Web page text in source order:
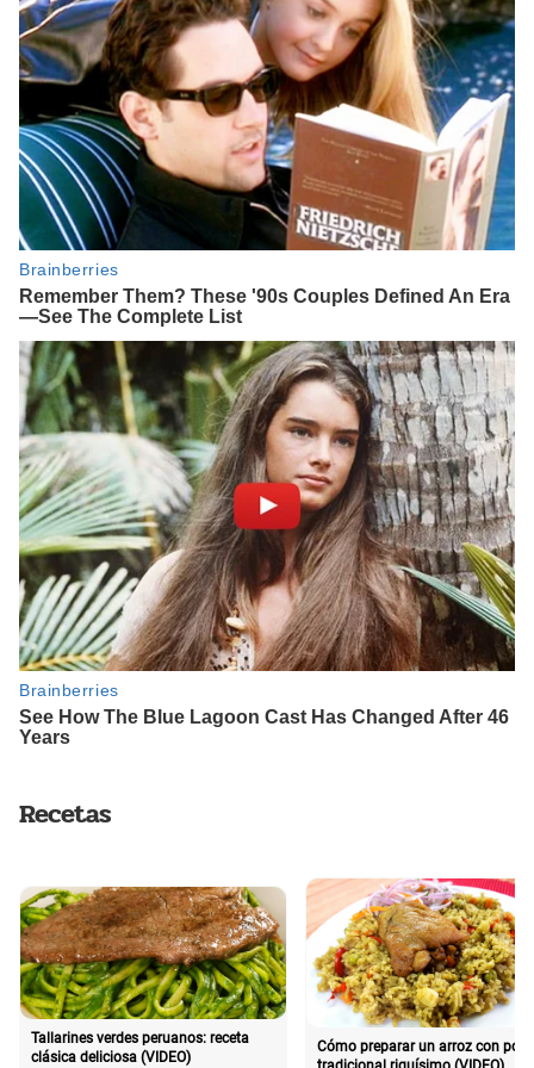
Recetas
Tallarines verdes peruanos: receta
clásica deliciosa (VIDEO)
Cómo preparar un arroz con pollo